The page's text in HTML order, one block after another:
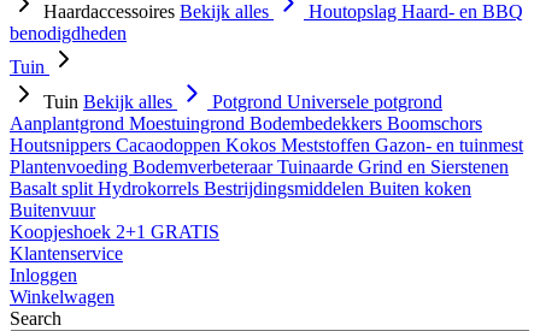
Haardaccessoires Bekijk alles Houtopslag Haard- en BBQ
benodigdheden
Tuin
Tuin Bekijk alles Potgrond Universele potgrond
Aanplantgrond Moestuingrond Bodembedekkers Boomschors
Houtsnippers Cacaodoppen Kokos Meststoffen Gazon- en tuinmest
Plantenvoeding BodemverbeteraarTuinaarde Grind en Sierstenen
Basalt split Hydrokorrels Bestrijdingsmiddelen Buiten koken
Buitenvuur
Koopjeshoek 2+1 GRATIS
Klantenservice
Inloggen
Winkelwagen
Search